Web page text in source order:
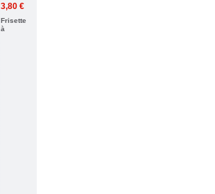
3,80 €
Frisette
à